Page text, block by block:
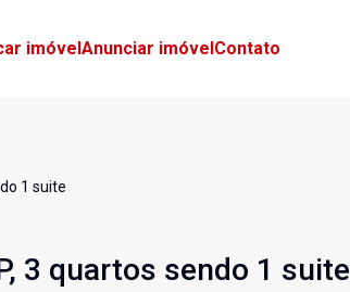
imóvelAnunciar imóvelContato
1 suite
3 quartos sendo 1 suite